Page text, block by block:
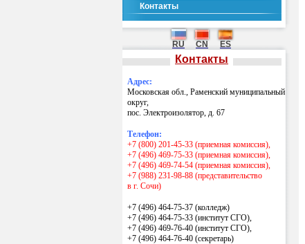
Контакты
RU CN ES
Контакты
Адрес:
Московская обл., Раменский муниципальный
округ,
пос. Электроизолятор, д. 67
Телефон:
+7 (800) 201-45-33 (приемная комиссия),
+7 (496) 469-75-33 (приемная комиссия),
+7 (496) 469-74-54 (приемная комиссия),
+7 (988) 231-98-88 (представительство
в г. Сочи)
+7 (496) 464-75-37 (колледж)
+7 (496) 464-75-33 (институт СГО),
+7 (496) 469-76-40 (институт СГО),
+7 (496) 464-76-40 (секретарь)